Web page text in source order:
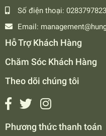
Số điện thoại:
Email:
Hỗ Trợ Khách Hàng
Chăm Sóc Khách Hàng
Theo dõi chúng tôi
Phương thức thanh toán